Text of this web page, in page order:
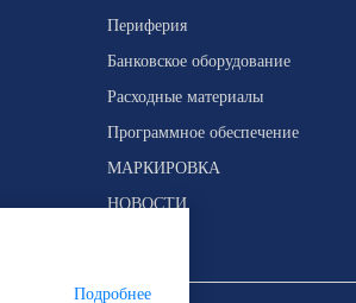
Периферия
Банковское оборудование
Расходные материалы
Программное обеспечение
МАРКИРОВКА
НОВОСТИ
Подробнее